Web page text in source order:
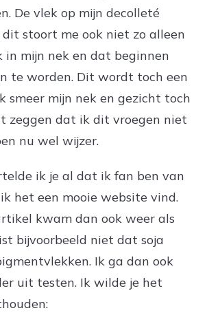
De vlek op mijn decolleté
stoort me ook niet zo alleen
in mijn nek en dat beginnen
te worden. Dit wordt toch een
smeer mijn nek en gezicht toch
zeggen dat ik dit vroegen niet
nu wel wijzer.
ik je al dat ik fan ben van
het een mooie website vind.
kwam dan ook weer als
bijvoorbeeld niet dat soja
Ik ga dan ook
uit testen. Ik wilde je het